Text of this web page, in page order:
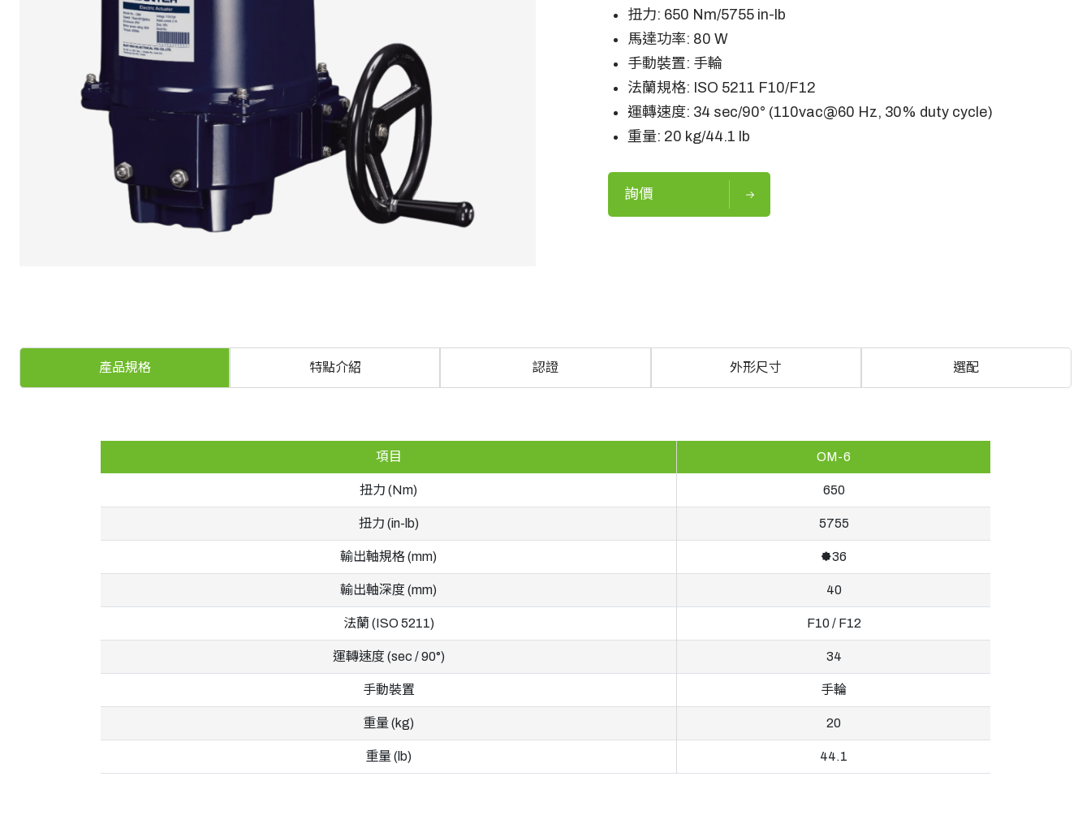
扭力: 650 Nm/5755 in-lb
馬達功率: 80 W
手動裝置: 手輪
法蘭規格: ISO 5211 F10/F12
運轉速度: 34 sec/90° (110vac@60 Hz, 30% duty cycle)
重量: 20 kg/44.1 lb
詢價
產品規格 特點介紹 認證 外形尺寸 選配
項目 OM-6
扭力 (Nm) 650
扭力 (in-lb) 5755
輸出軸規格 (mm) 🟐36
輸出軸深度 (mm) 40
法蘭 (ISO 5211) F10 / F12
運轉速度 (sec / 90°) 34
手動裝置 手輪
重量 (kg) 20
重量 (lb) 44.1